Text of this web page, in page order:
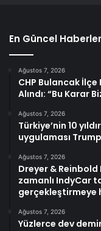
En Güncel Haberler
Ağustos 7, 2026
CHP Bulancak
Alındı: “Bu Karar
Ağustos 7, 2026
Türkiye’nin 10
uygulaması
Ağustos 7, 2026
Dreyer &
zamanlı IndyCar
gerçekleştirmeye
Ağustos 7, 2026
Yüzlerce dev